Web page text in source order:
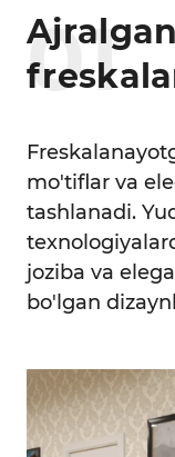
01
mo'tiflar va
tashlanadi.
joziba va
bo'lgan